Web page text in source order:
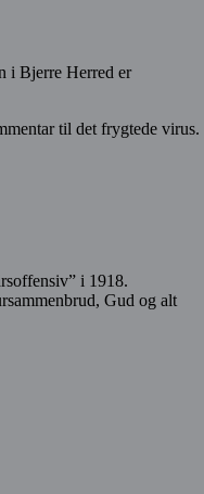
i Bjerre Herred er
til det frygtede virus.
i 1918.
Gud og alt